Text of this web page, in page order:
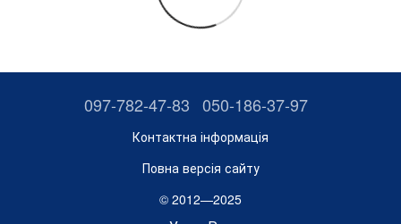
097-782-47-83 050-186-37-97
Контактна інформація
Повна версія сайту
© 2012—2025